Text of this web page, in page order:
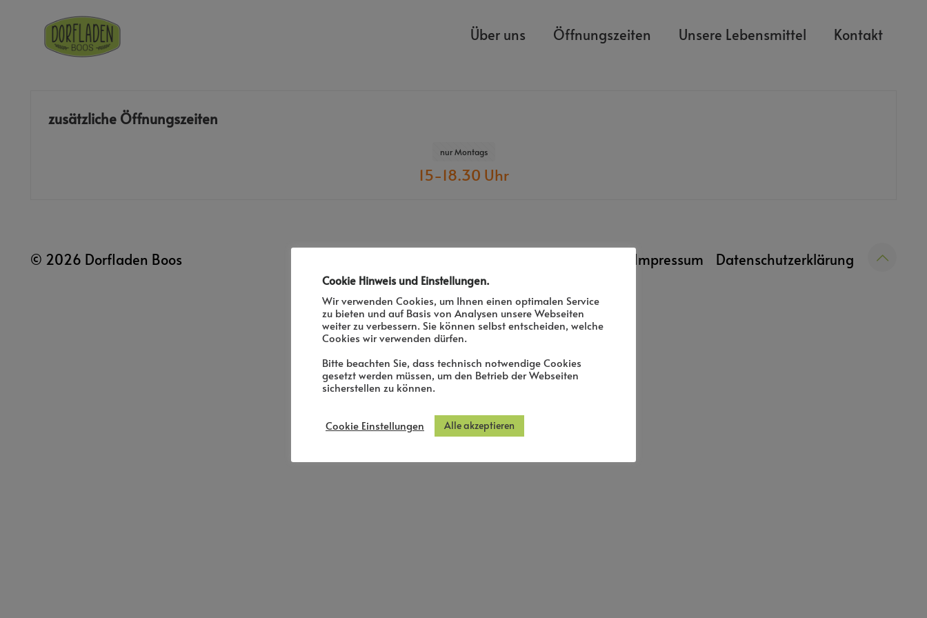
Über uns Öffnungszeiten Unsere Lebensmittel Kontakt
zusätzliche Öffnungszeiten
nur Montags
15-18.30 Uhr
© 2026 Dorfladen Boos Impressum Datenschutzerklärung
Cookie Hinweis und Einstellungen.
Wir verwenden Cookies, um Ihnen einen optimalen Service
zu bieten und auf Basis von Analysen unsere Webseiten
weiter zu verbessern. Sie können selbst entscheiden, welche
Cookies wir verwenden dürfen.
Bitte beachten Sie, dass technisch notwendige Cookies
gesetzt werden müssen, um den Betrieb der Webseiten
sicherstellen zu können.
Cookie Einstellungen Alle akzeptieren